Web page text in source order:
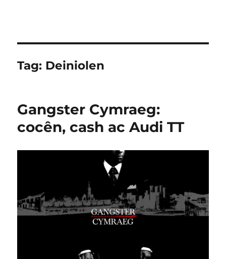
Tag: Deiniolen
Gangster Cymraeg:
cocên, cash ac Audi TT